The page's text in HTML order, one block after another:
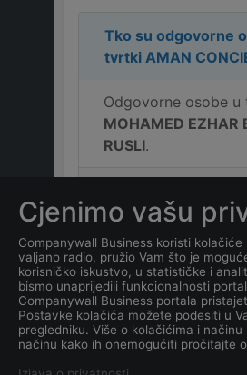
Tko su odgovorne
tvrtki AMAN
Odgovorne osobe u
MOHAMED EZHAR
RUSLI.
CONCIERGE
Koji je kontakt
CONCIERGE?
Koji je datum
tvrtkeAMAN
Cjenimo vašu
Companywall Business koristi
valjano radio, pružio Vam što je
korisničko iskustvo, u statističke i
bismo unaprijedili funkcionalnosti
Companywall Business portala
Postavke kolačića možete podesiti u
pregledniku. Više o kolačićima i
načinu kako ih onemogućiti pročitajte